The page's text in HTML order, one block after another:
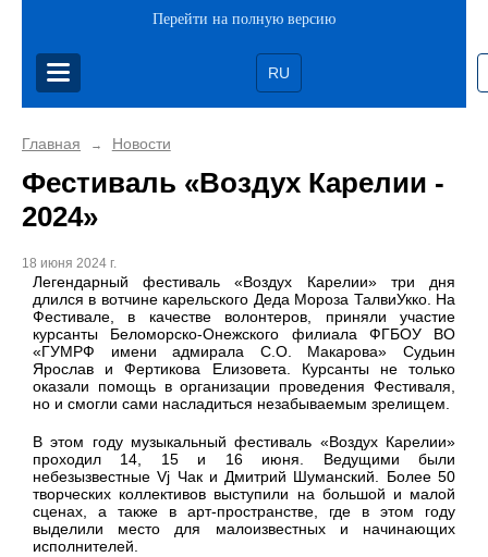
Перейти на полную версию
RU
Главная → Новости
Фестиваль «Воздух Карелии -
2024»
18 июня 2024 г.
Легендарный фестиваль «Воздух Карелии» три дня
длился в вотчине карельского Деда Мороза ТалвиУкко. На
Фестивале, в качестве волонтеров, приняли участие
курсанты Беломорско-Онежского филиала ФГБОУ ВО
«ГУМРФ имени адмирала С.О. Макарова» Судьин
Ярослав и Фертикова Елизовета. Курсанты не только
оказали помощь в организации проведения Фестиваля,
но и смогли сами насладиться незабываемым зрелищем.
В этом году музыкальный фестиваль «Воздух Карелии»
проходил 14, 15 и 16 июня. Ведущими были
небезызвестные Vj Чак и Дмитрий Шуманский. Более 50
творческих коллективов выступили на большой и малой
сценах, а также в арт-пространстве, где в этом году
выделили место для малоизвестных и начинающих
исполнителей.